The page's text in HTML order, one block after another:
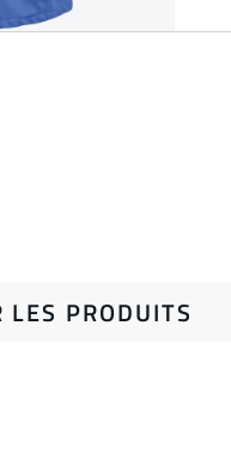
LES PRODUITS